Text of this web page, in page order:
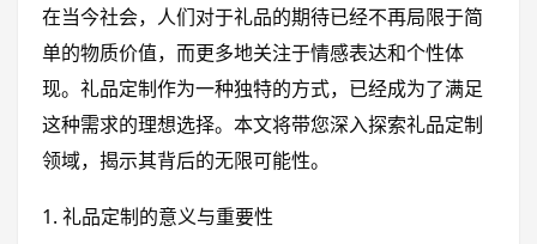
在当今社会，人们对于礼品的期待已经不再局限于简
单的物质价值，而更多地关注于情感表达和个性体
现。礼品定制作为一种独特的方式，已经成为了满足
这种需求的理想选择。本文将带您深入探索礼品定制
领域，揭示其背后的无限可能性。
1. 礼品定制的意义与重要性